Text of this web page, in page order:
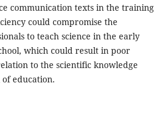
communication texts in the training
could compromise the
to teach science in the early
which could result in poor
to the scientific knowledge
education.